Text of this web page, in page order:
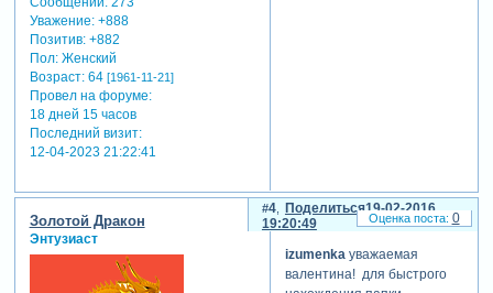
Уважение: +888
Позитив: +882
Пол:Женский
Возраст:64 [1961-11-21]
Провел на форуме:
18 дней 15 часов
Последний визит:
12-04-2023 21:22:41
Поделиться
4
19-02-2016
19:20:49
Золотой Дракон
Энтузиаст
izumenkaуважаемая
валентина! для быстрого
0